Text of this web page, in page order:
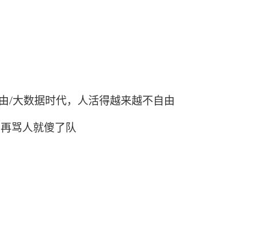
数据时代，人活得越来越不自由
骂人就傻了队